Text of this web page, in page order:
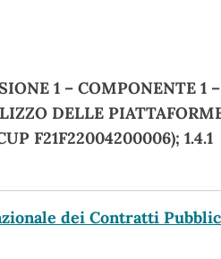
1 – COMPONENTE 1 –
DELLE
F21F22004200006); 1.4.1
dei Contratti